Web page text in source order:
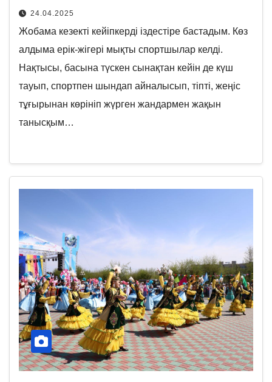
24.04.2025
Жобама кезекті кейіпкерді іздестіре бастадым. Көз
алдыма ерік-жігері мықты спортшылар келді.
Нақтысы, басына түскен сынақтан кейін де күш
тауып, спортпен шындап айналысып, тіпті, жеңіс
тұғырынан көрініп жүрген жандармен жақын
танысқым…